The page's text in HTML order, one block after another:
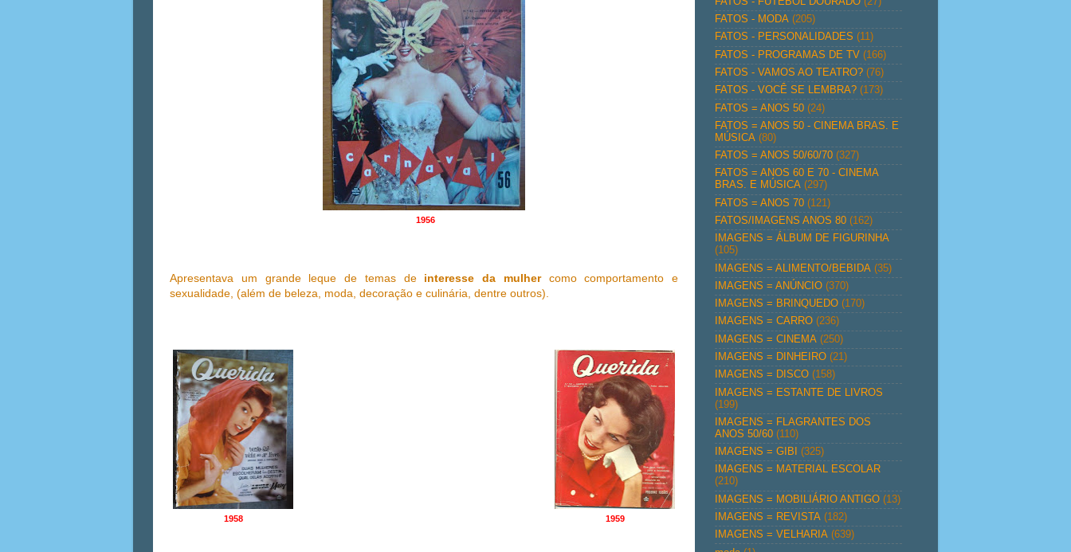
1956
Apresentava um grande leque de temas de interesse da mulhercomo comportamento e
sexualidade, (além de beleza, moda, decoração e culinária, dentre outros).
1959
1958
FATOS - MODA (205)
FATOS - PERSONALIDADES (11)
FATOS - PROGRAMAS DE TV (166)
FATOS - VAMOS AO TEATRO? (76)
FATOS - VOCÊ SE LEMBRA? (173)
FATOS = ANOS 50 (24)
FATOS = ANOS 50 - CINEMA BRAS. E
MÚSICA (80)
FATOS = ANOS 50/60/70 (327)
FATOS = ANOS 60 E 70 - CINEMA
BRAS. E MÚSICA (297)
FATOS = ANOS 70 (121)
FATOS/IMAGENS ANOS 80 (162)
IMAGENS = ÁLBUM DE FIGURINHA
(105)
IMAGENS = ALIMENTO/BEBIDA (35)
IMAGENS = ANÚNCIO (370)
IMAGENS = BRINQUEDO (170)
IMAGENS = CARRO (236)
IMAGENS = CINEMA (250)
IMAGENS = DINHEIRO (21)
IMAGENS = DISCO (158)
IMAGENS = ESTANTE DE LIVROS
(199)
IMAGENS = FLAGRANTES DOS
ANOS 50/60 (110)
IMAGENS = GIBI
(325)
IMAGENS = MATERIAL ESCOLAR
(210)
IMAGENS = MOBILIÁRIO ANTIGO (13)
IMAGENS = REVISTA (182)
IMAGENS = VELHARIA (639)